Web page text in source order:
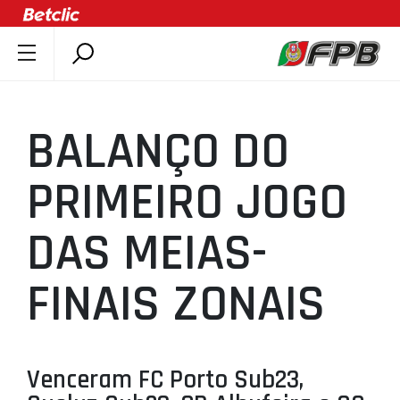
ÚLTIMAS
COMPETIÇÕES
ASSOCIAÇÕES
CLUBES
AGENTES
AGENDA
MINIBASQUETE
BALANÇO DO
PRIMEIRO JOGO
DAS MEIAS-
FINAIS ZONAIS
Venceram FC Porto Sub23,